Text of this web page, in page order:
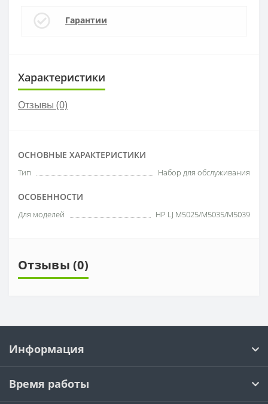
Гарантии
Характеристики
Отзывы (0)
ОСНОВНЫЕ ХАРАКТЕРИСТИКИ
Тип Набор для обслуживания
ОСОБЕННОСТИ
Для моделей HP LJ M5025/M5035/M5039
Отзывы (0)
Информация
Время работы